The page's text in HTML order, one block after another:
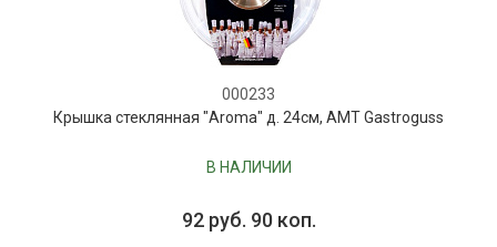
000233
Крышка стеклянная "Aroma" д. 24см, AMT Gastroguss
В НАЛИЧИИ
92 руб. 90 коп.